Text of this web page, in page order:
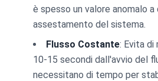
è spesso un valore anomalo a
assestamento del sistema.
Flusso Costante: Evita di
10-15 secondi dall'avvio del
necessitano di tempo per